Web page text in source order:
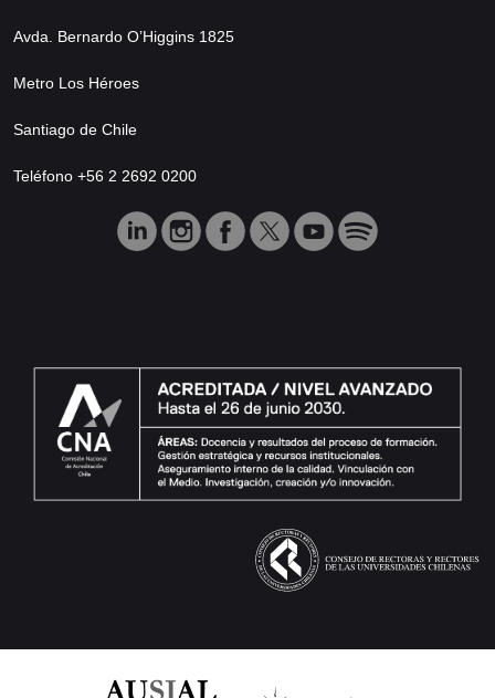
Avda. Bernardo O’Higgins 1825
Metro Los Héroes
Santiago de Chile
Teléfono +56 2 2692 0200